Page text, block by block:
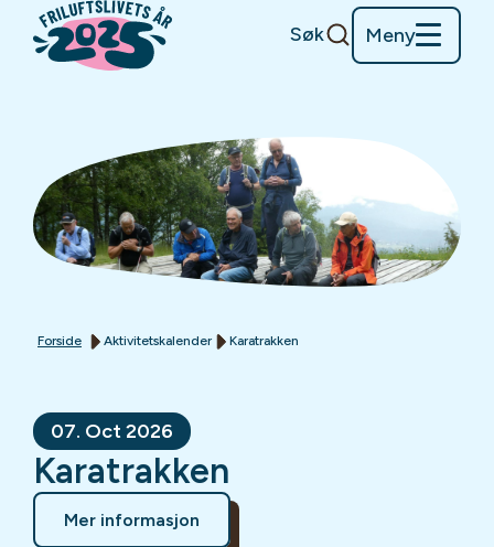
Søk Meny
Forside Aktivitetskalender Karatrakken
07. Oct 2026
Karatrakken
Mer informasjon